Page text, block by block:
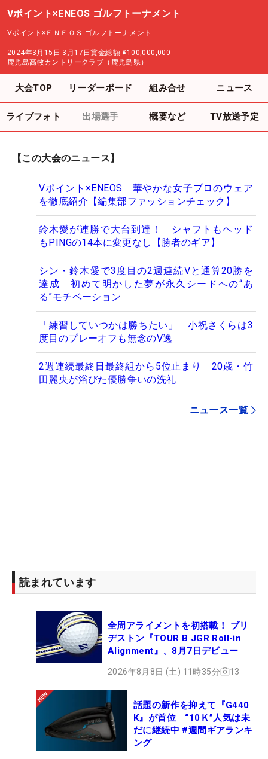
Vポイント×ENEOS ゴルフトーナメント
Vポイント×ＥＮＥＯＳ ゴルフトーナメント
2024年3月15日-3月17日賞金総額 ¥100,000,000
鹿児島高牧カントリークラブ（鹿児島県）
大会TOP リーダーボード 組み合せ ニュース
ライブフォト 出場選手 概要など TV放送予定
【この大会のニュース】
Vポイント×ENEOS 華やかな女子プロのウェア
を徹底紹介【編集部ファッションチェック】
鈴木愛が連勝で大台到達！ シャフトもヘッド
もPINGの14本に変更なし【勝者のギア】
シン・鈴木愛で3度目の2週連続Vと通算20勝を
達成 初めて明かした夢が永久シードへの“あ
る”モチベーション
「練習していつかは勝ちたい」 小祝さくらは3
度目のプレーオフも無念のV逸
2週連続最終日最終組から5位止まり 20歳・竹
田麗央が浴びた優勝争いの洗礼
ニュース一覧
読まれています
全周アライメントを初搭載！ ブリ
ヂストン『TOUR B JGR Roll-in
Alignment』、8月7日デビュー
2026年8月8日 (土) 11時35分 13
話題の新作を抑えて『G440
K』が首位 “10Ｋ”人気は未
だに継続中 #週間ギアランキ
ング